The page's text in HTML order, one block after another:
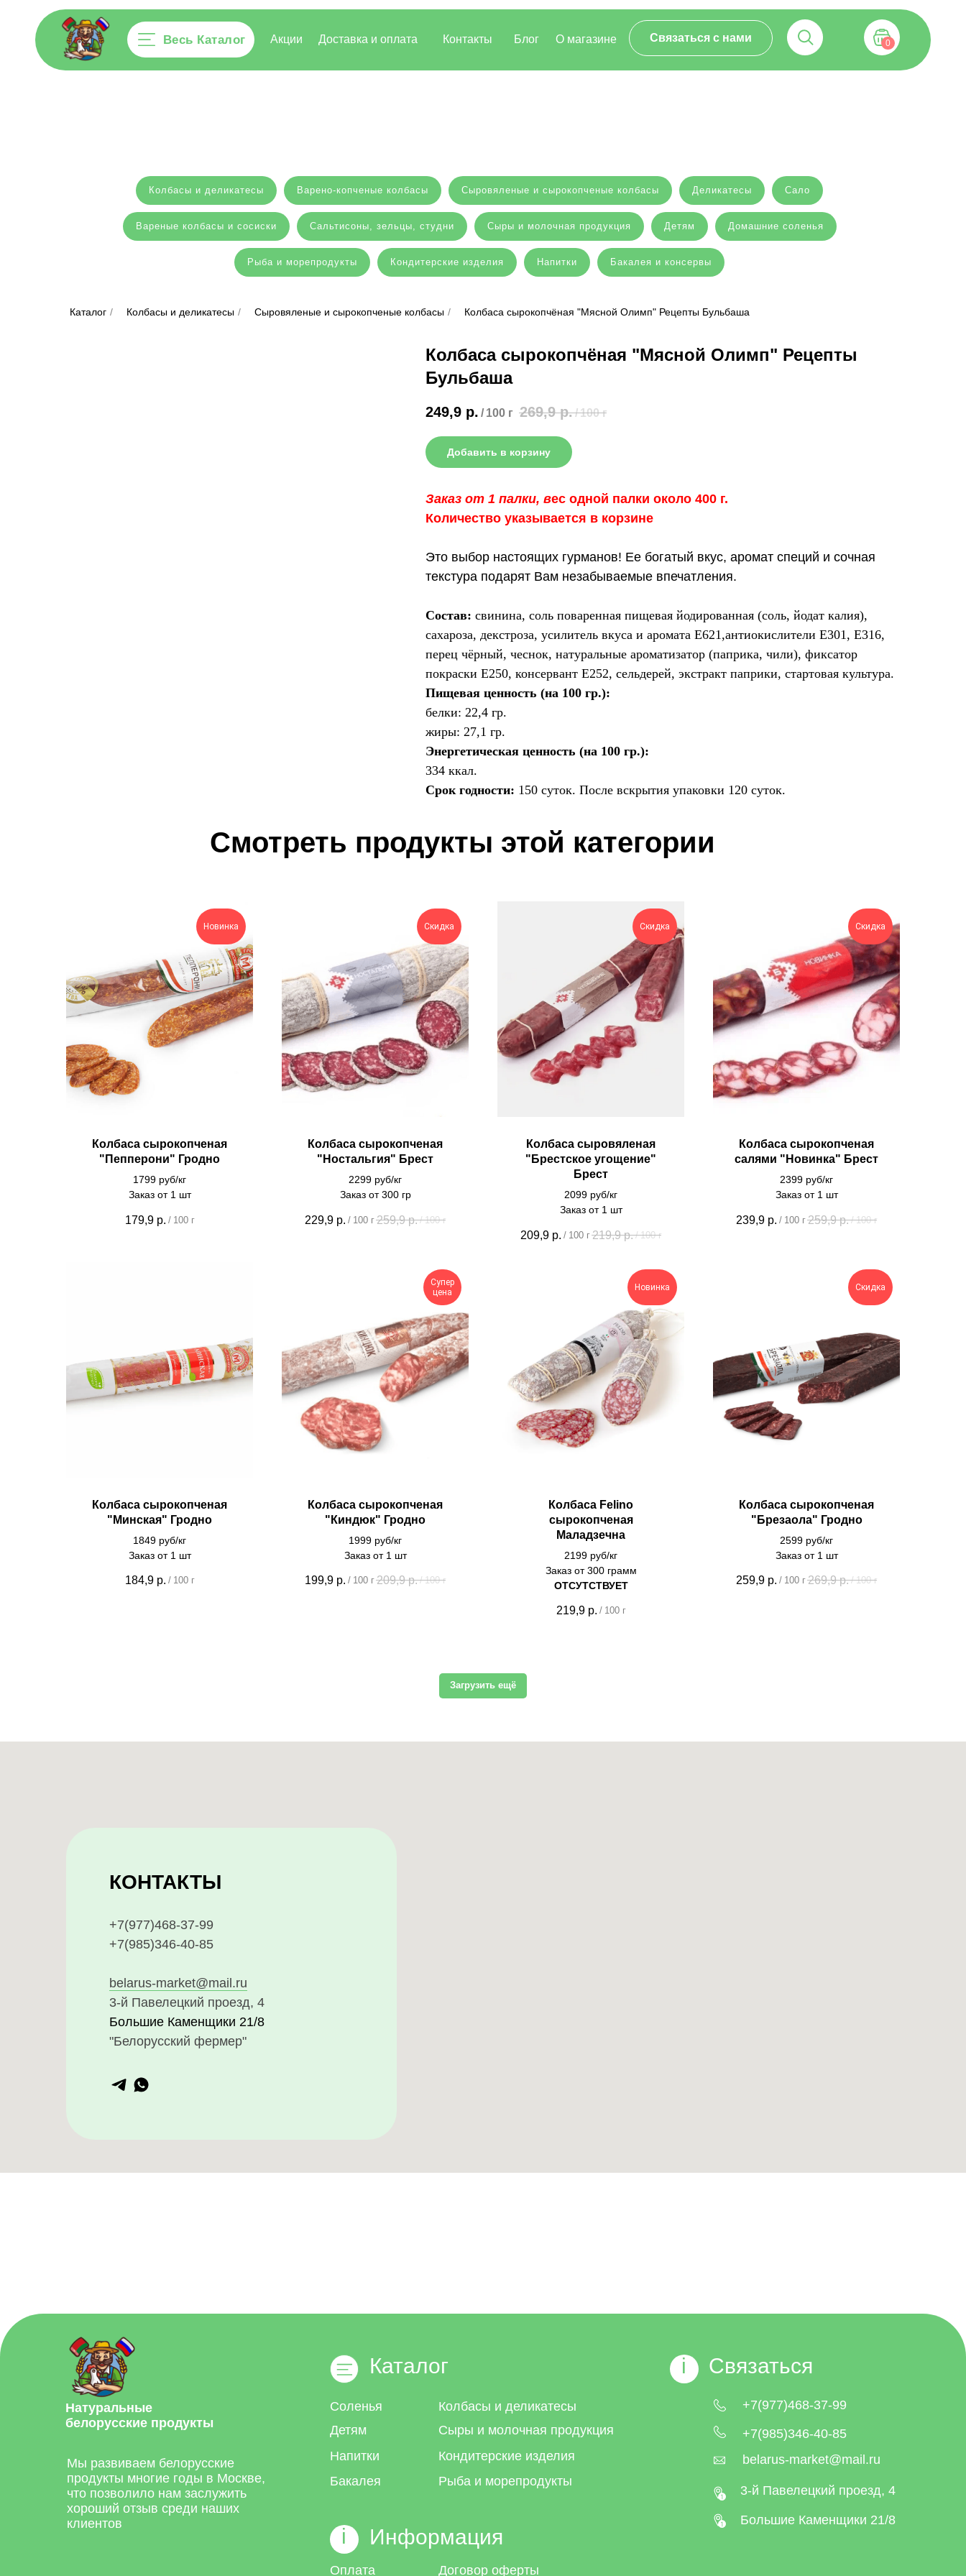
Контакты
Доставка и оплата
Акции Связаться с нами
Весь Каталог 0
Блог О магазине
Колбасы и деликатесы Варено-копченые колбасы Сыровяленые и сырокопченые колбасы Деликатесы Сало
Вареные колбасы и сосиски Сальтисоны, зельцы, студни Сыры и молочная продукция Детям Домашние соленья
Рыба и морепродукты Кондитерские изделия Напитки Бакалея и консервы
Каталог / Колбасы и деликатесы / Сыровяленые и сырокопченые колбасы / Колбаса сырокопчёная "Мясной Олимп" Рецепты Бульбаша
Колбаса сырокопчёная "Мясной Олимп" Рецепты
Бульбаша
249,9 р. / 100 г 269,9 р./100 г
Добавить в корзину
Заказ от 1 палки, вес одной палки около 400 г.
Количество указывается в корзине
Это выбор настоящих гурманов! Ее богатый вкус, аромат специй и сочная
текстура подарят Вам незабываемые впечатления.
Состав: свинина, соль поваренная пищевая йодированная (соль, йодат калия),
сахароза, декстроза, усилитель вкуса и аромата Е621,антиокислители Е301, Е316,
перец чёрный, чеснок, натуральные ароматизатор (паприка, чили), фиксатор
покраски Е250, консервант Е252, сельдерей, экстракт паприки, стартовая культура.
Пищевая ценность (на 100 гр.):
белки: 22,4 гр.
жиры: 27,1 гр.
Энергетическая ценность (на 100 гр.):
334 ккал.
Срок годности: 150 суток. После вскрытия упаковки 120 суток.
Смотреть продукты этой категории
Новинка
Колбаса сырокопченая
"Пепперони" Гродно
1799 руб/кг
Заказ от 1 шт
179,9 р. / 100 г
Скидка
Колбаса сырокопченая
"Ностальгия" Брест
2299 руб/кг
Заказ от 300 гр
229,9 р. / 100 г 259,9 р. / 100 г
Скидка
Колбаса сыровяленая
"Брестское угощение"
Брест
2099 руб/кг
Заказ от 1 шт
209,9 р. / 100 г 219,9 р. / 100 г
Скидка
Колбаса сырокопченая
салями "Новинка" Брест
2399 руб/кг
Заказ от 1 шт
239,9 р. / 100 г 259,9 р. / 100 г
Колбаса сырокопченая
"Минская" Гродно
1849 руб/кг
Заказ от 1 шт
184,9 р. / 100 г
Супер
цена
Колбаса сырокопченая
"Киндюк" Гродно
1999 руб/кг
Заказ от 1 шт
199,9 р. / 100 г 209,9 р. / 100 г
Новинка
Колбаса Felino
сырокопченая
Маладзечна
2199 руб/кг
Заказ от 300 грамм
ОТСУТСТВУЕТ
219,9 р. / 100 г
Скидка
Колбаса сырокопченая
"Брезаола" Гродно
2599 руб/кг
Заказ от 1 шт
259,9 р. / 100 г 269,9 р. / 100 г
Загрузить ещё
КОНТАКТЫ
+7(977)468-37-99
+7(985)346-40-85
belarus-market@mail.ru
3-й Павелецкий проезд, 4
Большие Каменщики 21/8
"Белорусский фермер"
Каталог
Информация
Связаться
Натуральные
белорусские продукты
i
Колбасы и деликатесы
Сыры и молочная продукция
Соленья
Оплата
Детям
i
Напитки
Бакалея
Договор оферты
Кондитерские изделия
Рыба и морепродукты
+7(977)468-37-99
belarus-market@mail.ru
3-й Павелецкий проезд, 4
Большие Каменщики 21/8
Мы развиваем белорусские
продукты многие годы в Москве,
что позволило нам заслужить
хороший отзыв среди наших
клиентов
+7(985)346-40-85